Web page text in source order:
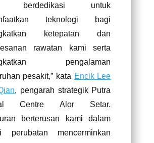
berdedikasi untuk
teknologi bagi
ketepatan dan
rawatan kami serta
pengalaman
pesakit,” kata Encik Lee
, pengarah strategik Putra
Centre Alor Setar.
berterusan kami dalam
perubatan mencerminkan